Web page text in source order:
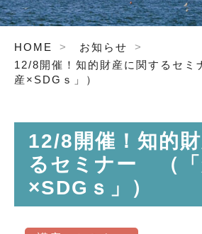
HOME
お知らせ
12/8開催！知的財産に関するセ
産×SDGｓ」）
12/8開催！知的
るセミナー （「
×SDGｓ」）